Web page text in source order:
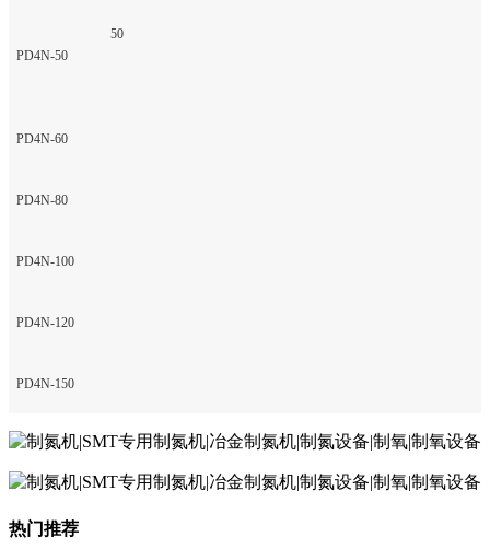
PD4N-50
50
PD4N-60
PD4N-80
PD4N-100
PD4N-120
PD4N-150
热门推荐